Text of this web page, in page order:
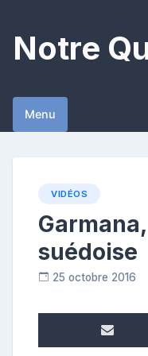
content
Notre
Menu
VIDÉOS
suédoise
25 octobre 2016